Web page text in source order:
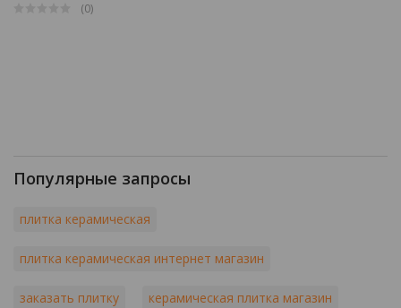
(0)
Популярные запросы
плитка керамическая
плитка керамическая интернет магазин
заказать плитку керамическая плитка магазин